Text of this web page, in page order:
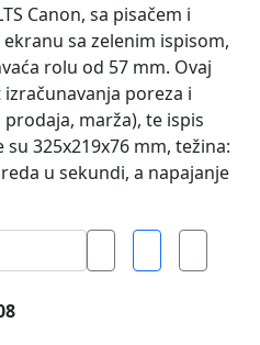
Canon, sa pisačem i
sa zelenim ispisom,
rolu od 57 mm. Ovaj
poreza i
marža), te ispis
325x219x76 mm, težina:
u sekundi, a napajanje